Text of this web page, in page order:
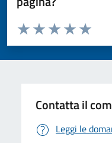
Valuta da 1 a 5 stelle la
Valuta
Valuta 4
Valuta 3 stelle
Valuta 2 stelle su 5
Valuta 1 stelle su 5
Contatta il
Leggi le